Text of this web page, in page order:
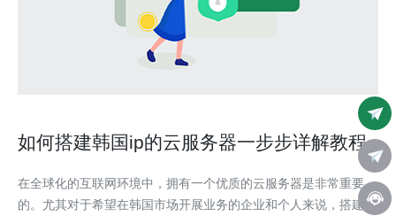
如何搭建韩国ip的云服务器一步步详解教程
在全球化的互联网环境中，拥有一个优质的云服务器是非常重要
的。尤其对于希望在韩国市场开展业务的企业和个人来说，搭建一